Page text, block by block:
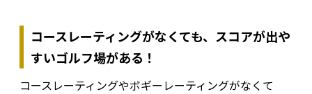
コースレーティングがなくても、スコアが出や
すいゴルフ場がある！
コースレーティングやボギーレーティングがなくて